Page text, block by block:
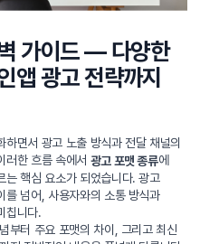
가이드 — 다양한
앱 광고 전략까지
면서 광고 노출 방식과 전달 채널의
러한 흐름 속에서 광고 포맷 종류에
는 핵심 요소가 되었습니다. 광고
를 넘어, 사용자와의 소통 방식과
칩니다.
부터 주요 포맷의 차이, 그리고 최신